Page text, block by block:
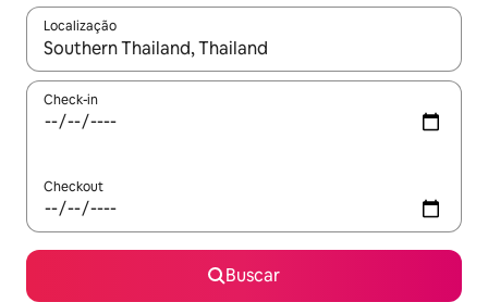
Localização
Quando os resultados estiverem disponíveis, explore-os
Check-in
Checkout
Buscar